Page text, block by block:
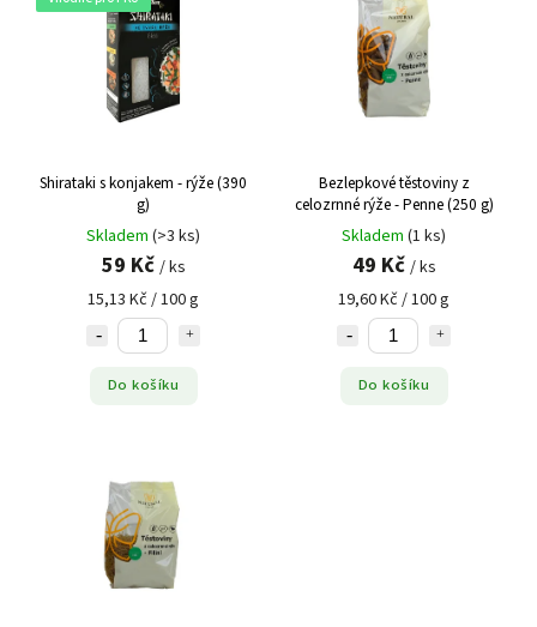
Shirataki s konjakem - rýže (390
g)
Skladem (>3 ks)
59 Kč / ks
15,13 Kč / 100 g
Do košíku
Bezlepkové těstoviny z
celozrnné rýže - Penne (250 g)
Skladem (1 ks)
49 Kč / ks
19,60 Kč / 100 g
Do košíku